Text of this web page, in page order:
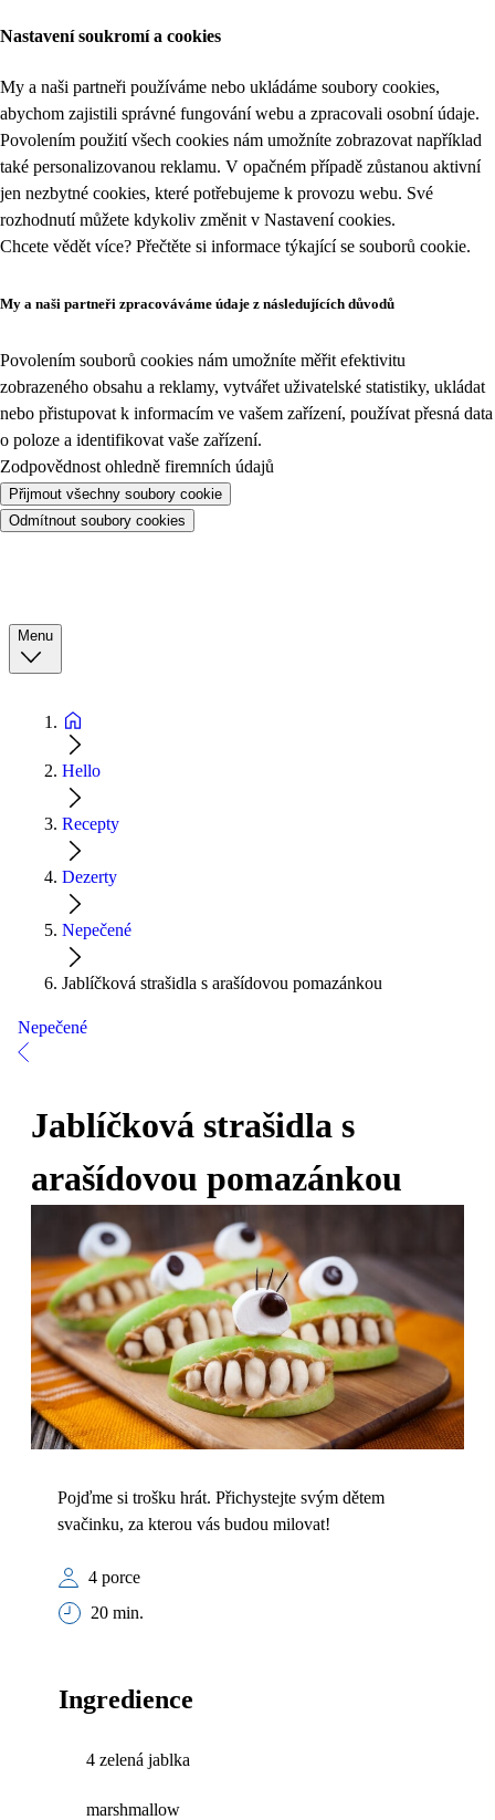
Nastavení soukromí a cookies
My a naši partneři používáme nebo ukládáme soubory cookies,
abychom zajistili správné fungování webu a zpracovali osobní údaje.
Povolením použití všech cookies nám umožníte zobrazovat například
také personalizovanou reklamu. V opačném případě zůstanou aktivní
jen nezbytné cookies, které potřebujeme k provozu webu. Své
rozhodnutí můžete kdykoliv změnit v Nastavení cookies.
Chcete vědět více? Přečtěte si informace týkající se souborů cookie.
My a naši partneři zpracováváme údaje z následujících důvodů
Povolením souborů cookies nám umožníte měřit efektivitu
zobrazeného obsahu a reklamy, vytvářet uživatelské statistiky, ukládat
nebo přistupovat k informacím ve vašem zařízení, používat přesná data
o poloze a identifikovat vaše zařízení.
Zodpovědnost ohledně firemních údajů
Přijmout všechny soubory cookie
Odmítnout soubory cookies
Menu
Hello
Recepty
Dezerty
Nepečené
Jablíčková strašidla s arašídovou pomazánkou
Nepečené
Jablíčková strašidla s
arašídovou pomazánkou
Pojďme si trošku hrát. Přichystejte svým dětem
svačinku, za kterou vás budou milovat!
4 porce
20 min.
Ingredience
4 zelená jablka
marshmallow